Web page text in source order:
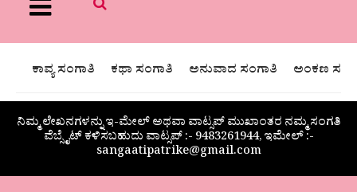
ಕಾವ್ಯ ಸಂಗಾತಿ ಕಥಾ ಸಂಗಾತಿ ಅನುವಾದ ಸಂಗಾತಿ ಅಂಕಣ
ನಿಮ್ಮ ಲೇಖನಗಳನ್ನು ಇ-ಮೇಲ್ ಅಥವಾ ವಾಟ್ಸಪ್ ಮುಖಾಂತರ ನಮ್ಮ ಸಂಗತಿ
ವೆಬ್ಸೈಟ್ ಕಳಿಸಬಹುದು ವಾಟ್ಸಪ್‌ :- 9483261944, ಇಮೇಲ್ :-
sangaatipatrike@gmail.com